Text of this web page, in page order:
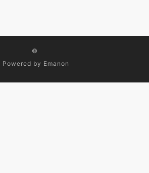
©
Powered by Emanon